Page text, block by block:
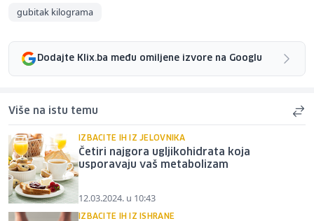
gubitak kilograma
Dodajte Klix.ba među omiljene izvore na Googlu
Više na istu temu
IZBACITE IH IZ JELOVNIKA
Četiri najgora ugljikohidrata koja
usporavaju vaš metabolizam
12.03.2024. u 10:43
IZBACITE IH IZ ISHRANE